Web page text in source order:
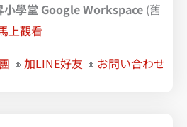
小學堂 Google Workspace (舊
上觀看
🔸加LINE好友 🔸 お問い合わせ